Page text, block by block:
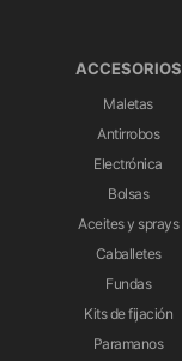
ACCESORIOS
Maletas
Antirrobos
Electrónica
Bolsas
Aceites y sprays
Caballetes
Fundas
Kits de fijación
Paramanos